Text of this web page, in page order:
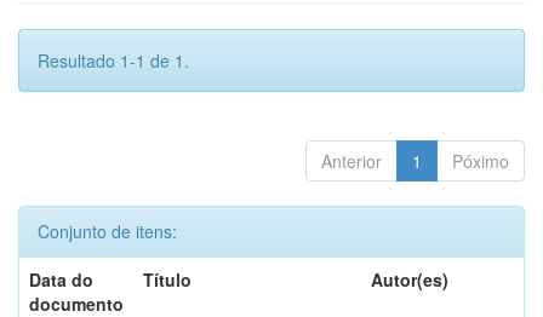
Resultado 1-1 de 1.
Anterior 1 Póximo
Conjunto de itens:
Data do
documento
Título Autor(es)